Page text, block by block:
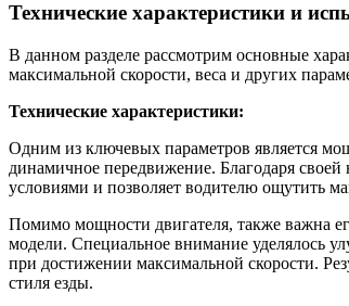
Технические характеристики и
В данном разделе рассмотрим основные
максимальной скорости, веса и других
Технические характеристики:
Одним из ключевых параметров является
динамичное передвижение. Благодаря
условиями и позволяет водителю ощутить
Помимо мощности двигателя, также важна
модели. Специальное внимание уделялось
при достижении максимальной скорости.
стиля езды.